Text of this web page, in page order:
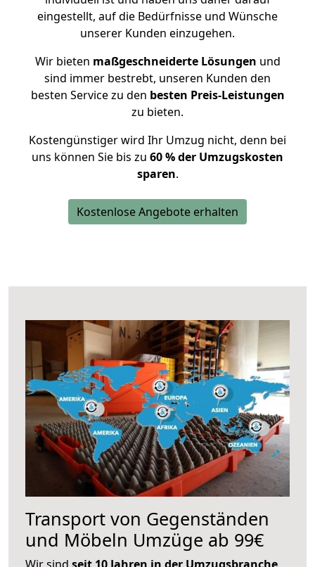
eingestellt, auf die Bedürfnisse und Wünsche
unserer Kunden einzugehen.
Wir bieten maßgeschneiderte Lösungen und
sind immer bestrebt, unseren Kunden den
besten Service zu den besten Preis-Leistungen
zu bieten.
Kostengünstiger wird Ihr Umzug nicht, denn bei
uns können Sie bis zu 60 % der Umzugskosten
sparen.
Kostenlose Angebote erhalten
Transport von Gegenständen
und Möbeln Umzüge ab 99€